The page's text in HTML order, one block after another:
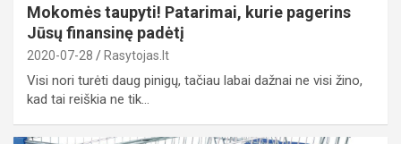
Mokomės taupyti! Patarimai, kurie pagerins
Jūsų finansinę padėtį
2020-07-28 Rasytojas.lt
Visi nori turėti daug pinigų, tačiau labai dažnai ne visi žino,
kad tai reiškia ne tik…